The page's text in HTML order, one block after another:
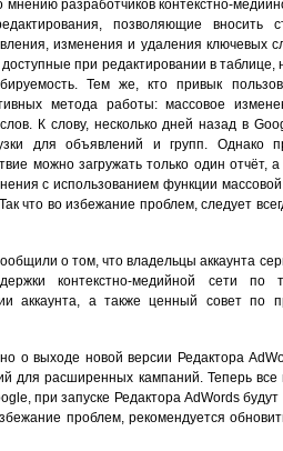
мнению разработчиков контекстно-
позволяющие вносить
изменения и удаления ключевых
при редактировании в таблице,
Тем же, кто привык
метода работы: массовое
К слову, несколько дней назад в
для объявлений и групп. Однако
можно загружать только один отчёт,
с использованием функции массовой
что во избежание проблем, следует
о том, что владельцы аккаунта
контекстно-медийной сети по
аккаунта, а также ценный совет по
о выходе новой версии Редактора
для расширенных кампаний. Теперь все
при запуске Редактора AdWords
проблем, рекомендуется